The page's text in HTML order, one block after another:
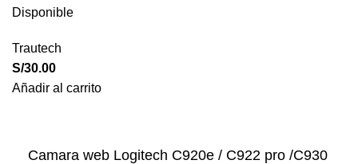
Disponible
Trautech
S/30.00
Añadir al carrito
Camara web Logitech C920e / C922 pro /C930